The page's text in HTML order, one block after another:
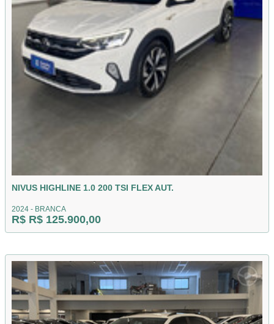
NIVUS HIGHLINE 1.0 200 TSI FLEX AUT.
2024 - BRANCA
R$ R$ 125.900,00